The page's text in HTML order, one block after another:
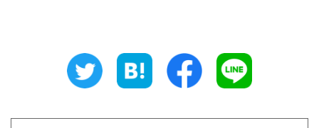
600円 三重県